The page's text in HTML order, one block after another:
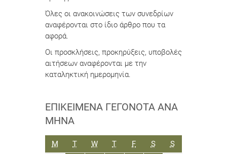
Όλες οι ανακοινώσεις των συνεδρίων
αναφέρονται στο ίδιο άρθρο που τα
αφορά.
Οι προσκλήσεις, προκηρύξεις, υποβολές
αιτήσεων αναφέρονται με την
καταληκτική ημερομηνία.
ΕΠΙΚΕΊΜΕΝΑ ΓΕΓΟΝΌΤΑ ΑΝΆ
ΜΉΝΑ
M ΔΕΥΤΈΡΑ
TΤΡΊΤΗ
WΤΕΤΆΡΤΗ
TΠΈΜΠΤΗ
FΠΑΡΑΣΚΕΥΉ
SΣΆΒΒΑΤΟ
SΚΥΡΙΑΚΉ